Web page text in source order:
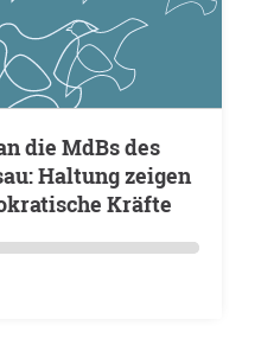
Haltung zeigen
Kräfte